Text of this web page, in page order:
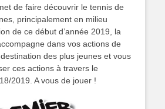
de faire découvrir le tennis de
principalement en milieu
de ce début d’année 2019, la
dans vos actions de
des plus jeunes et vous
ces actions à travers le
2019. A vous de jouer !